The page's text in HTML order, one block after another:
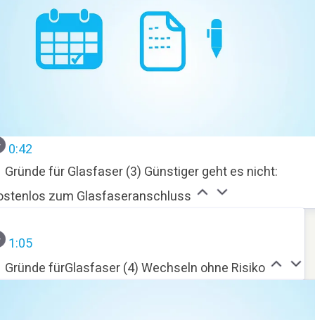
0:42
Gründe für Glasfaser (3) Günstiger geht es nicht:
zum Glasfaseranschluss
1:05
Gründe fürGlasfaser (4) Wechseln ohne Risiko